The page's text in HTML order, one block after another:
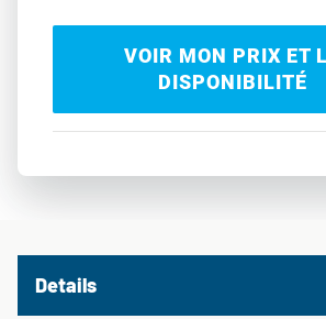
VOIR MON PRIX ET
DISPONIBILITÉ
Details